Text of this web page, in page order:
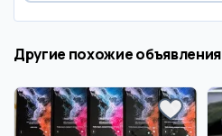
Другие похожие объявления